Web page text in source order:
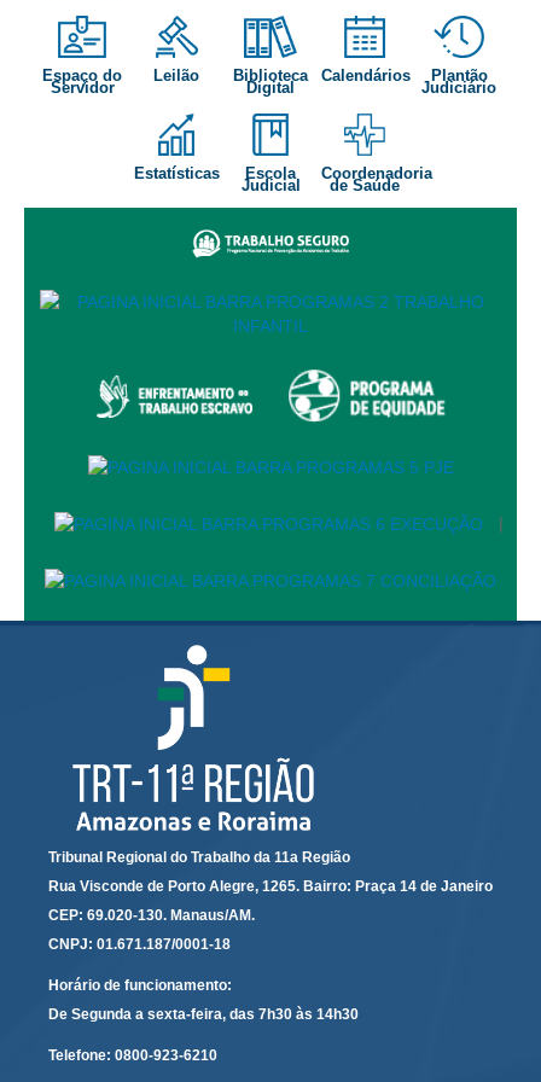
Audiências e Sessões
Calendário das Sessões da 1ª Turma 2026
Calendário de Sessões da 2ª Turma - 2026
Calendário das Sessões da 3ª Turma 2026
Calendário das Sessões do Pleno e Especializadas 2026
Carta de Serviços ao Cidadão
Cadastro de Peritos, Tradutores e Intérpretes
Calendário Geral
Calendário de Eventos passados
Calendário de Suspensão
Calendário da Justiça Itinerante
Concursos
Contas abertas em nome dos beneficiários
Diários Eletrônicos
e-Doc
Espaço do Servidor
Guias de recolhimento
Leilão Público
META 9 do CNJ
Espaço do
Servidor
Leilão Biblioteca
Digital
Calendários Plantão
Judiciário
Estatísticas Escola
Judicial
Coordenadoria
de Saúde
|
Tribunal Regional do Trabalho da 11a Região
Rua Visconde de Porto Alegre, 1265. Bairro: Praça 14 de Janeiro
CEP: 69.020-130. Manaus/AM.
CNPJ: 01.671.187/0001-18
Horário de funcionamento:
De Segunda a sexta-feira, das 7h30 às 14h30
Telefone: 0800-923-6210